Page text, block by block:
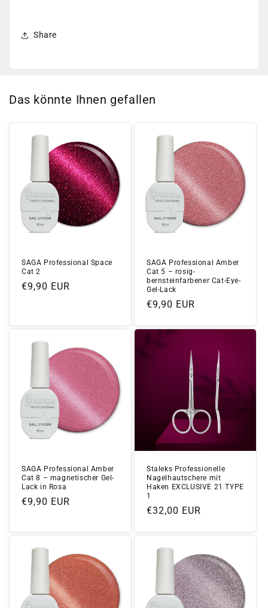
Share
Das könnte Ihnen gefallen
SAGA Professional Space
Cat 2
Normaler
€9,90 EUR
SAGA Professional Amber
Cat 5 – rosig-
bernsteinfarbener Cat-Eye-
Gel-Lack
Normaler
€9,90 EUR
SAGA Professional Amber
Cat 8 – magnetischer Gel-
Lack in Rosa
Normaler
€9,90 EUR
Staleks Professionelle
Nagelhautschere mit
Haken EXCLUSIVE 21 TYPE
1
Normaler
€32,00 EUR